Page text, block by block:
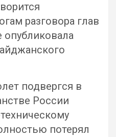
разговора глав
опубликовала
подвергся в
России
потерял